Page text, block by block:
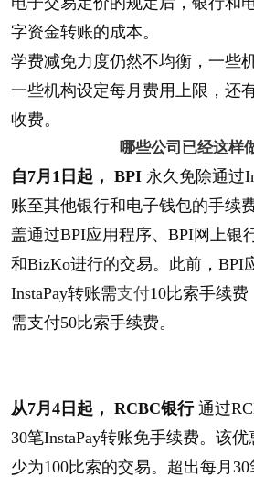
字资金转账的成本。
学费减免力度仍然不均衡，一些
一些机构设定每月费用上限，还
收费。
哪些公司已经这样
自7月1日起， BPI 永久免除通过
账至其他银行和电子钱包的手续
盖通过BPI应用程序、BPI网上银
和BizKo进行的交易。此前，BPI
InstaPay转账需支付10比索手续费
需支付50比索手续费。
从7月4日起， RCBC银行 通过
30笔InstaPay转账免手续费。该
少为100比索的交易。超出每月